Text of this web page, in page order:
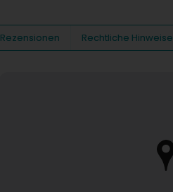
Rezensionen Rechtliche Hinweise